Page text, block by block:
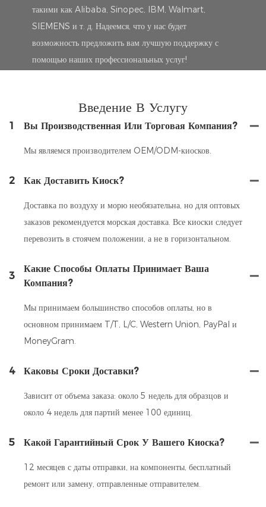
такими как Alibaba, Sinopec, IBM, Walmart,
SIEMENS и т. д. Надеемся, что у нас будет
возможность предложить вам лучшую поддержку с
помощью наших профессиональных услуг!
Введение В Услугу
1 Вы Производственная Или Торговая Компания?
Мы являемся производителем OEM/ODM-киосков.
2 Как Доставить Киоск?
Доставка по воздуху и морю необязательна, но для оптовых
заказов рекомендуется морская доставка. Все киоски следует
перевозить в стоячем положении, а не в горизонтальном.
3
Какие Способы Оплаты Принимает Ваша
Компания?
Мы принимаем большинство способов оплаты, но в
основном принимаем T/T, L/C, Western Union, PayPal и
MoneyGram.
4 Каковы Сроки Доставки?
Зависит от объема заказа: около 5 недель для образцов и
около 4 недель для партий менее 100 единиц.
5 Какой Гарантийный Срок У Вашего Киоска?
12 месяцев с даты отправки, на компоненты, бесплатный
ремонт или замену, отправленные отправителем.